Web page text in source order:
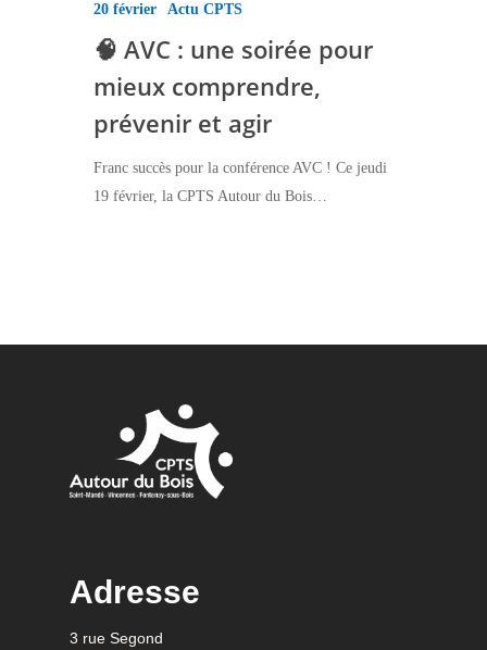
20 février Actu CPTS
🧠 AVC : une soirée pour
mieux comprendre,
prévenir et agir
Franc succès pour la conférence AVC ! Ce jeudi
19 février, la CPTS Autour du Bois…
Adresse
3 rue Segond